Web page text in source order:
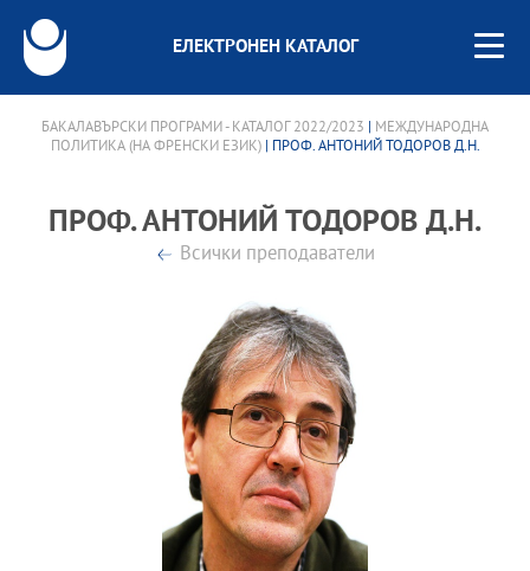
ЕЛЕКТРОНЕН КАТАЛОГ
БАКАЛАВЪРСКИ ПРОГРАМИ - КАТАЛОГ 2022/2023
МЕЖДУНАРОДНА
ПОЛИТИКА (НА ФРЕНСКИ ЕЗИК)| ПРОФ. АНТОНИЙ ТОДОРОВ Д.Н.
ПРОФ. АНТОНИЙ ТОДОРОВ Д.Н.
Всички преподаватели